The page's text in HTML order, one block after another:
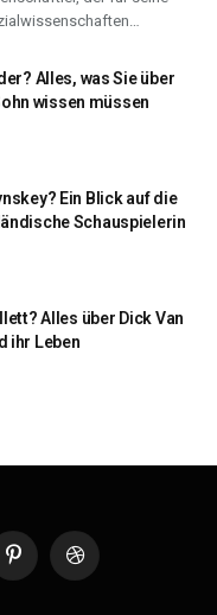
Alles, was Sie über
wissen müssen
Ein Blick auf die
Schauspielerin
Alles über Dick Van
ihr Leben
PinterestDribbble